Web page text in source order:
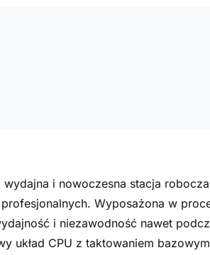
wydajna i nowoczesna stacja
Wyposażona w
i niezawodność nawet
układ CPU z taktowaniem